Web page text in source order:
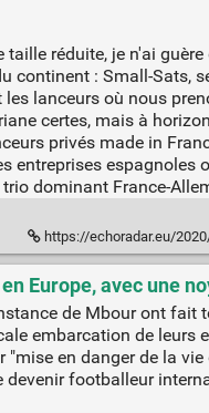
réduite, je n'ai
: Small-Sats,
lanceurs où nous
certes, mais à
privés made in
entreprises espagnoles
dominant France-
https://echoradar.eu/2020/12/08/artemis-
Europe, avec une
de Mbour ont fait
embarcation de leurs
en danger de la
footballeur